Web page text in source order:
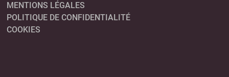
MENTIONS LÉGALES
POLITIQUE DE CONFIDENTIALITÉ
COOKIES